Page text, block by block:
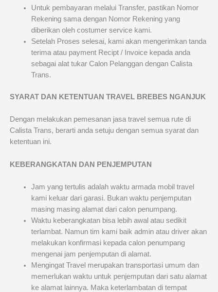
Untuk pembayaran melalui Transfer, pastikan Nomor
Rekening sama dengan Nomor Rekening yang
diberikan oleh costumer service kami.
Setelah Proses selesai, kami akan mengerimkan tanda
terima atau payment Recipt / Invoice kepada anda
sebagai alat tukar Calon Pelanggan dengan Calista
Trans.
SYARAT DAN KETENTUAN TRAVEL BREBES NGANJUK
Dengan melakukan pemesanan jasa travel semua rute di
Calista Trans, berarti anda setuju dengan semua syarat dan
ketentuan ini.
KEBERANGKATAN DAN PENJEMPUTAN
Jam yang tertulis adalah waktu armada mobil travel
kami keluar dari garasi. Bukan waktu penjemputan
masing masing alamat dari calon penumpang.
Waktu keberangkatan bisa lebih awal atau sedikit
terlambat. Namun tim kami baik admin atau driver akan
melakukan konfirmasi kepada calon penumpang
mengenai jam penjemputan di alamat.
Mengingat Travel merupakan transportasi umum dan
memerlukan waktu untuk penjemputan dari satu alamat
ke alamat lainnya. Maka keterlambatan di tempat